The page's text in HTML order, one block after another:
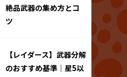
絶品武器の集め方とコ
ツ
【レイダース】武器分解
のおすすめ基準｜星5以